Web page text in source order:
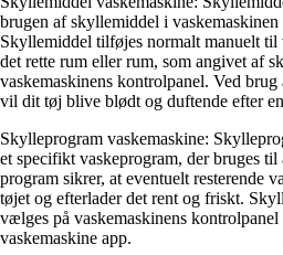
brugen af skyllemiddel i
Skyllemiddel tilføjes normalt manuelt til
det rette rum eller rum, som angivet af
vaskemaskinens kontrolpanel. Ved
vil dit tøj blive blødt og duftende efter
Skylleprogram vaskemaskine:
et specifikt vaskeprogram, der bruges
program sikrer, at eventuelt resterende
tøjet og efterlader det rent og friskt.
vælges på vaskemaskinens
vaskemaskine app.